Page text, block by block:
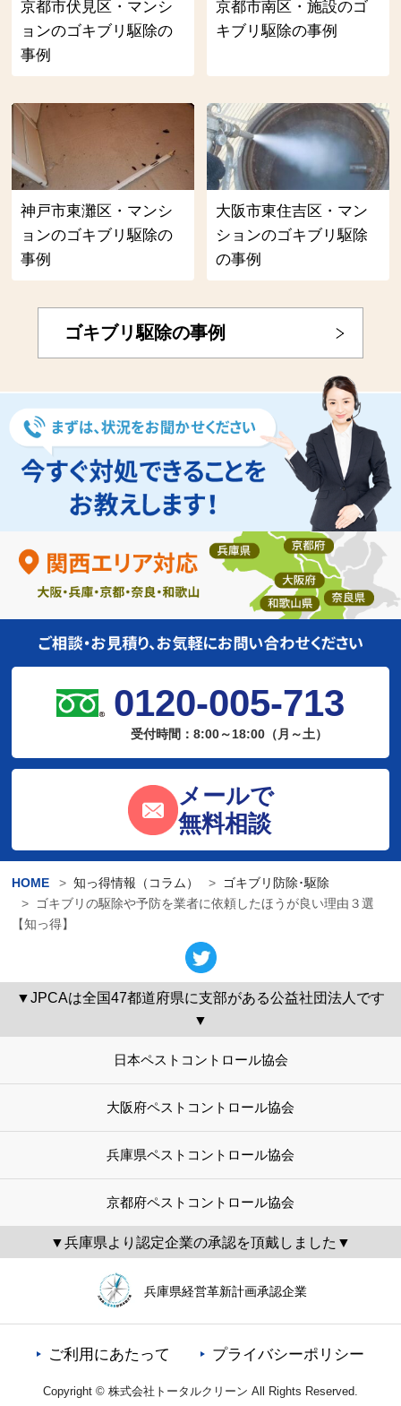
京都市伏見区・マンシ
ョンのゴキブリ駆除の
事例
京都市南区・施設のゴ
キブリ駆除の事例
神戸市東灘区・マンシ
ョンのゴキブリ駆除の
事例
大阪市東住吉区・マン
ションのゴキブリ駆除
の事例
ゴキブリ駆除の事例
0120-005-713
受付時間：8:00～18:00（月～土）
メールで
無料相談
HOME 知っ得情報（コラム）
ゴキブリ防除･駆除
ゴキブリの駆除や予防を業者に依頼したほうが良い理由３選
【知っ得】
▼JPCAは全国47都道府県に支部がある公益社団法人です
▼
日本ペストコントロール協会
大阪府ペストコントロール協会
兵庫県ペストコントロール協会
京都府ペストコントロール協会
▼兵庫県より認定企業の承認を頂戴しました▼
兵庫県経営革新計画承認企業
ご利用にあたって プライバシーポリシー
Copyright © 株式会社トータルクリーン All Rights Reserved.